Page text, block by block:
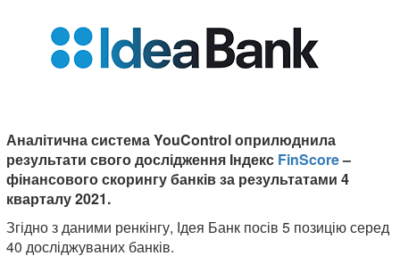
Аналітична система YouControl оприлюднила
результати свого дослідження Індекс FinScore–
фінансового скорингу банків за результатами 4
кварталу 2021.
Згідно з даними ренкінгу, Ідея Банк посів 5 позицію серед
40 досліджуваних банків.